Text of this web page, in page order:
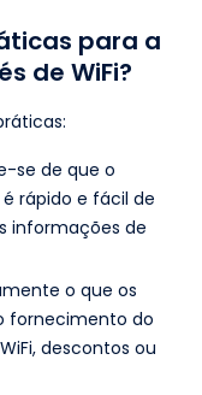
para a
de WiFi?
se de que o
rápido e fácil de
informações de
o que os
fornecimento do
descontos ou